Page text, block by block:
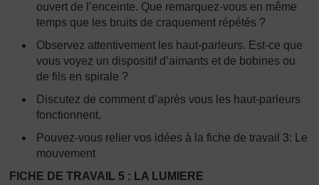
ouvert de l’enceinte. Que remarquez-vous en même
temps que les bruits de craquement répétés ?
Observez attentivement les haut-parleurs. Est-ce que
vous voyez un dispositif d’aimants et de bobines ou
de fils en spirale ?
Discutez de comment d’après vous les haut-parleurs
fonctionnent.
Pouvez-vous relier vos idées à la fiche de travail 3: Le
mouvement
FICHE DE TRAVAIL 5 : LA LUMIERE